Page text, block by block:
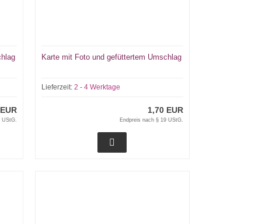
Karte mit Foto und gefüttertem Umschlag
Lieferzeit: 2 - 4 Werktage
1,70 EUR
Endpreis nach § 19 UStG.